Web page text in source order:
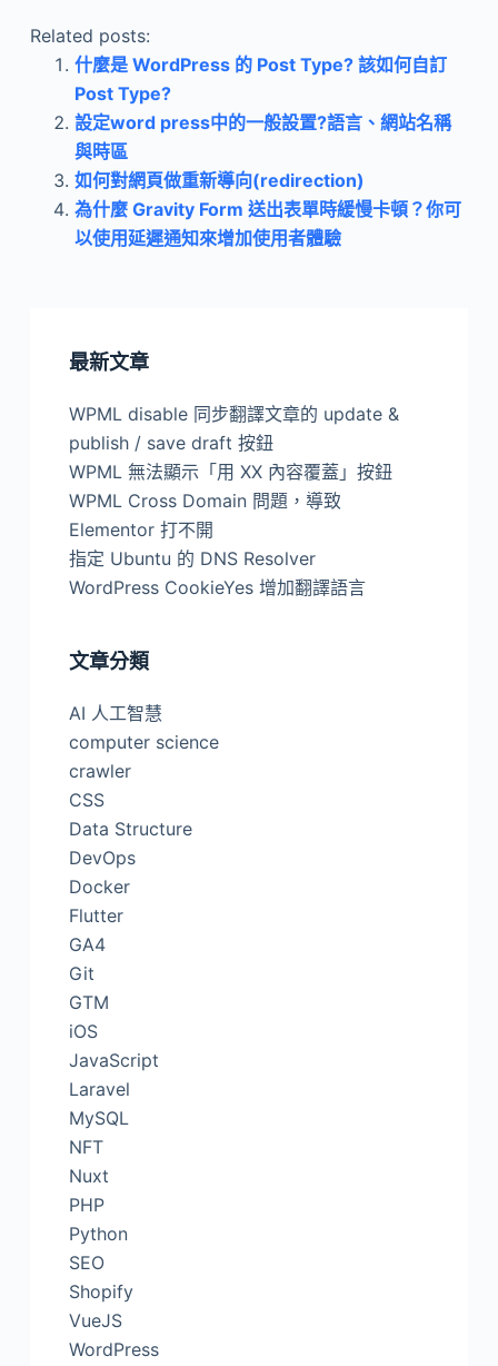
Related posts:
什麼是 WordPress 的 Post Type? 該如何自訂
Post Type?
設定word press中的一般設置?語言、網站名稱
與時區
如何對網頁做重新導向(redirection)
為什麼 Gravity Form 送出表單時緩慢卡頓？你可
以使用延遲通知來增加使用者體驗
最新文章
WPML disable 同步翻譯文章的 update &
publish / save draft 按鈕
WPML 無法顯示「用 XX 內容覆蓋」按鈕
WPML Cross Domain 問題，導致
Elementor 打不開
指定 Ubuntu 的 DNS Resolver
WordPress CookieYes 增加翻譯語言
文章分類
AI 人工智慧
computer science
crawler
CSS
Data Structure
DevOps
Docker
Flutter
GA4
Git
GTM
iOS
JavaScript
Laravel
MySQL
NFT
Nuxt
PHP
Python
SEO
Shopify
VueJS
WordPress